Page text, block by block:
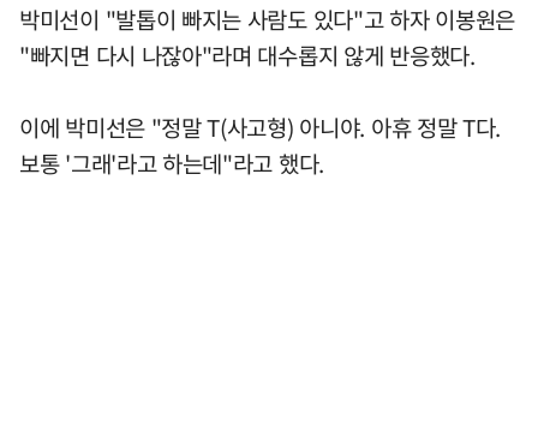
박미선이 "발톱이 빠지는 사람도 있다"고 하자 이봉원은
"빠지면 다시 나잖아"라며 대수롭지 않게 반응했다.
이에 박미선은 "정말 T(사고형) 아니야. 아휴 정말 T다.
보통 '그래'라고 하는데"라고 했다.